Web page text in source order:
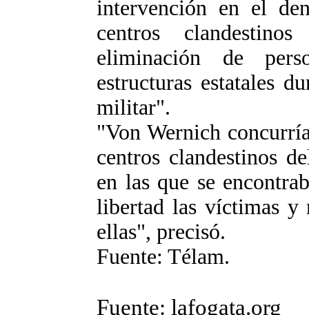
intervención en el
centros
eliminación de
estructuras estatales
militar".
"Von Wernich
centros clandestinos
en las que se
libertad las víctimas y
ellas", precisó.
Fuente: Télam.
Fuente: lafogata.org